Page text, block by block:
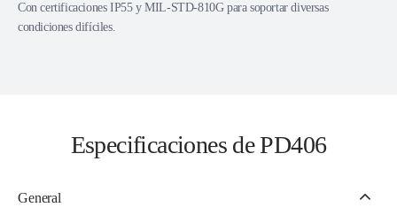
Con certificaciones IP55 y MIL-STD-810G para soportar diversas
condiciones difíciles.
Especificaciones de PD406
General